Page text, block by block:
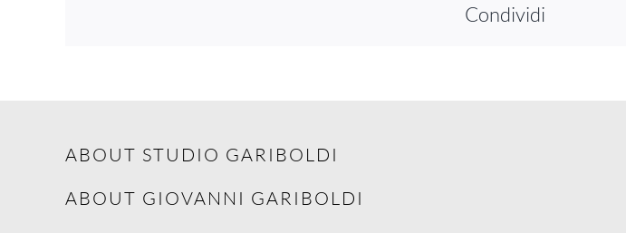
Condividi
ABOUT STUDIO GARIBOLDI
ABOUT GIOVANNI GARIBOLDI